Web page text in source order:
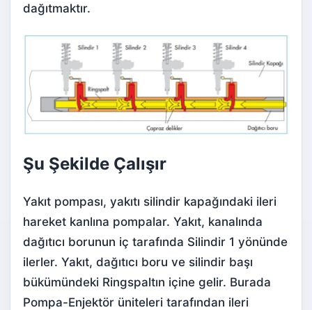
dağıtmaktır.
Şu Şekilde Çalışır
Yakıt pompası, yakıtı silindir kapağındaki ileri
hareket kanlına pompalar. Yakıt, kanalında
dağıtıcı borunun iç tarafında Silindir 1 yönünde
ilerler. Yakıt, dağıtıcı boru ve silindir başı
bükümündeki Ringspaltın içine gelir. Burada
Pompa-Enjektör üniteleri tarafından ileri